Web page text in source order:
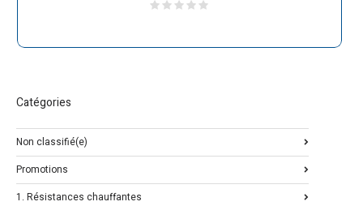
Catégories
Non classifié(e)
Promotions
1. Résistances chauffantes